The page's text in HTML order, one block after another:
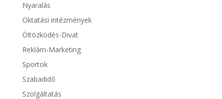
Nyaralás
Oktatási intézmények
Öltözködés-Divat
Reklám-Marketing
Sportok
Szabadidő
Szolgáltatás